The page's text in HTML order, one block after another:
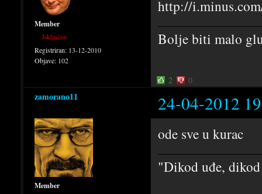
Member
Isključen
Registriran: 13-12-2010
Objave: 102
Bolje biti malo
2 0
zamorano11 24-04-2012
Member
ode sve u kurac
"Dikod uđe,